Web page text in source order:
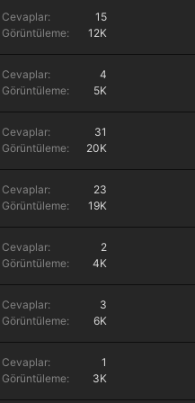
Cevaplar
15
Görüntüleme
12K
Cevaplar
4
Görüntüleme
5K
Cevaplar
31
Görüntüleme
20K
Cevaplar
23
Görüntüleme
19K
Cevaplar
2
Görüntüleme
4K
Cevaplar
3
Görüntüleme
6K
Cevaplar
1
Görüntüleme
3K